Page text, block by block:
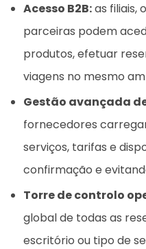
Acesso B2B:as filiais,
parceiras podem
produtos, efetuar
viagens no mesmo
Gestão avançada
fornecedores
serviços, tarifas e
confirmação e
Torre de controlo
global de todas as
escritório ou tipo de